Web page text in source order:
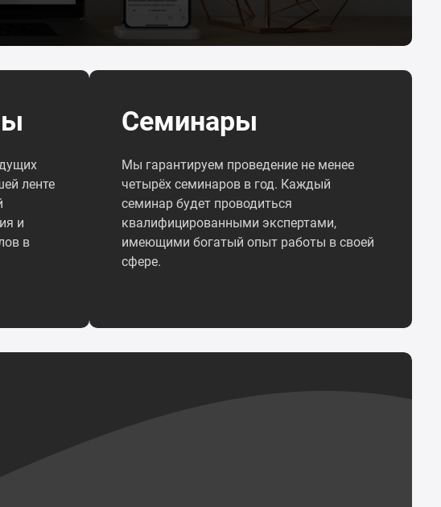
ленте
и
в
Семинары
Мы гарантируем проведение не менее
четырёх семинаров в год. Каждый
семинар будет проводиться
квалифицированными экспертами,
имеющими богатый опыт работы в своей
сфере.